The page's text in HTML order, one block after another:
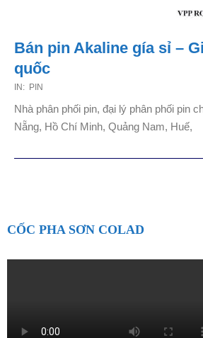
Bán pin Akaline gía sỉ –
quốc
2021-
11-
21
IN: PIN
Nhà phân phối pin, đại lý phân phối pin
Nẵng, Hồ Chí Minh, Quảng Nam, Huế,
CỐC PHA SƠN COLAD